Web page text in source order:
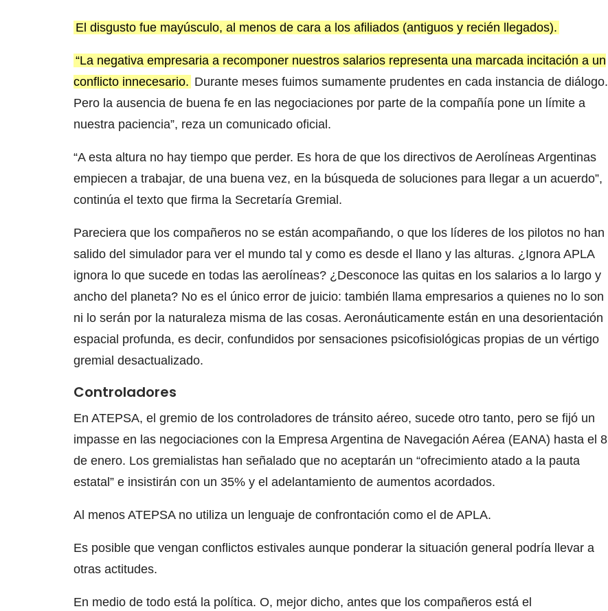
El disgusto fue mayúsculo, al menos de cara a los afiliados (antiguos y recién llegados).
“La negativa empresaria a recomponer nuestros salarios representa una marcada incitación a un
conflicto innecesario. Durante meses fuimos sumamente prudentes en cada instancia de diálogo.
Pero la ausencia de buena fe en las negociaciones por parte de la compañía pone un límite a
nuestra paciencia”, reza un comunicado oficial.
“A esta altura no hay tiempo que perder. Es hora de que los directivos de Aerolíneas Argentinas
empiecen a trabajar, de una buena vez, en la búsqueda de soluciones para llegar a un acuerdo”,
continúa el texto que firma la Secretaría Gremial.
Pareciera que los compañeros no se están acompañando, o que los líderes de los pilotos no han
salido del simulador para ver el mundo tal y como es desde el llano y las alturas. ¿Ignora APLA
ignora lo que sucede en todas las aerolíneas? ¿Desconoce las quitas en los salarios a lo largo y
ancho del planeta? No es el único error de juicio: también llama empresarios a quienes no lo son
ni lo serán por la naturaleza misma de las cosas. Aeronáuticamente están en una desorientación
espacial profunda, es decir, confundidos por sensaciones psicofisiológicas propias de un vértigo
gremial desactualizado.
Controladores
En ATEPSA, el gremio de los controladores de tránsito aéreo, sucede otro tanto, pero se fijó un
impasse en las negociaciones con la Empresa Argentina de Navegación Aérea (EANA) hasta el 8
de enero. Los gremialistas han señalado que no aceptarán un “ofrecimiento atado a la pauta
estatal” e insistirán con un 35% y el adelantamiento de aumentos acordados.
Al menos ATEPSA no utiliza un lenguaje de confrontación como el de APLA.
Es posible que vengan conflictos estivales aunque ponderar la situación general podría llevar a
otras actitudes.
En medio de todo está la política. O, mejor dicho, antes que los compañeros está el